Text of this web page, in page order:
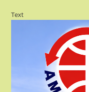
Text